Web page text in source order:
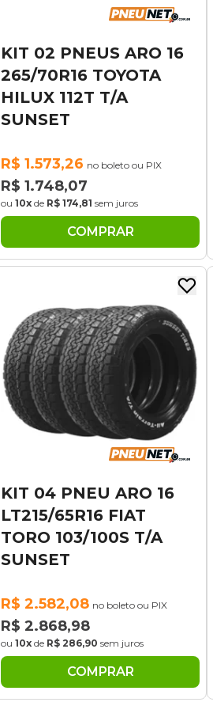
KIT 02 PNEUS ARO 16
265/70R16 TOYOTA
HILUX 112T T/A
SUNSET
R$ 1.573,26 no boleto ou PIX
R$ 1.748,07
ou 10x de R$ 174,81 sem juros
COMPRAR
KIT 04 PNEU ARO 16
LT215/65R16 FIAT
TORO 103/100S T/A
SUNSET
R$ 2.582,08 no boleto ou PIX
R$ 2.868,98
ou 10x de R$ 286,90 sem juros
COMPRAR